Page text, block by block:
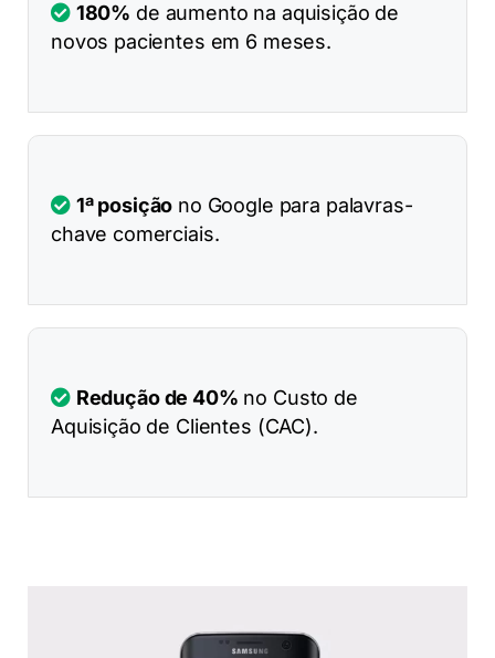
180% de aumento na aquisição de
novos pacientes em 6 meses.
1ª posição no Google para palavras-
chave comerciais.
Redução de 40% no Custo de
Aquisição de Clientes (CAC).